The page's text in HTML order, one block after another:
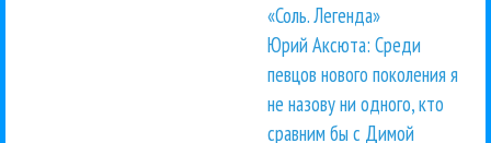
«Соль. Легенда»
Юрий Аксюта: Среди
певцов нового поколения я
не назову ни одного, кто
сравним бы с Димой